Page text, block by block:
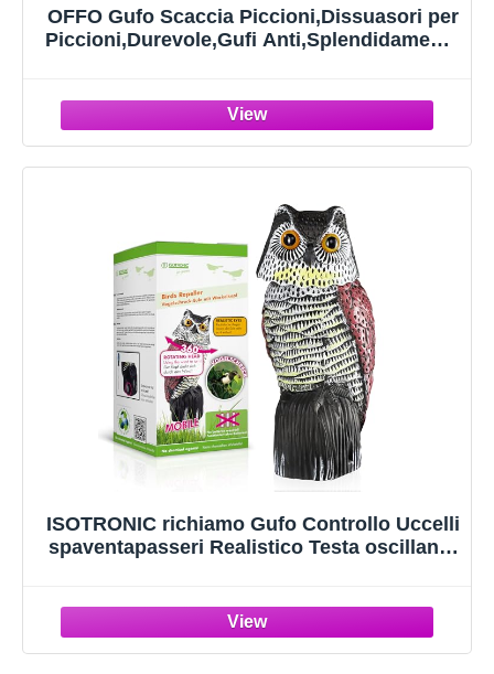
OFFO Gufo Scaccia Piccioni,Dissuasori per
Piccioni,Durevole,Gufi Anti,Splendidamente
ISOTRONIC richiamo Gufo Controllo Uccelli
spaventapasseri Realistico Testa oscillante
Difesa Stop volatili visivo